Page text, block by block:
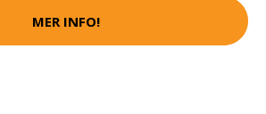
MER INFO!